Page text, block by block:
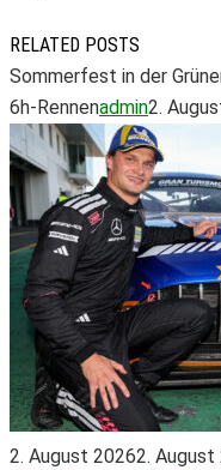
RELATED POSTS
Sommerfest in der
6h-Rennenadmin2.
2. August 20262. August